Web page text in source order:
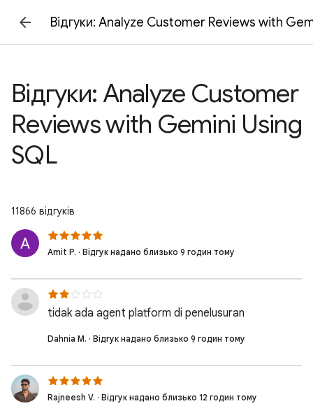
Відгуки: Analyze Customer Reviews with
Відгуки: Analyze Customer
Reviews with Gemini Using
SQL
11866 відгуків
Amit P. · Відгук надано близько 9 годин тому
tidak ada agent platform di penelusuran
Dahnia M. · Відгук надано близько 9 годин тому
Rajneesh V. · Відгук надано близько 12 годин тому